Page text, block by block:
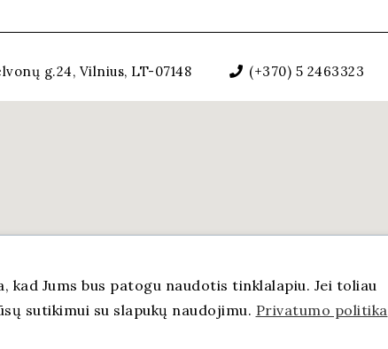
g.24, Vilnius, LT-07148 (+370) 5 2463323
kad Jums bus patogu naudotis tinklalapiu. Jei toliau
sutikimui su slapukų naudojimu. Privatumo politika